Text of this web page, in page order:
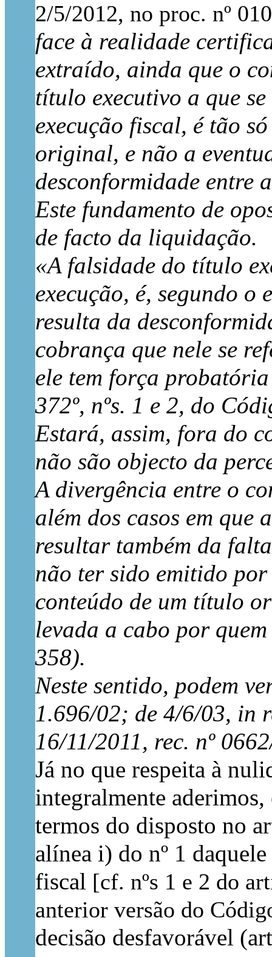
2/5/2012, no proc. nº
face à realidade
extraído, ainda que o
título executivo a que
execução fiscal, é tão
original, e não a
desconformidade entre
Este fundamento de
de facto da liquidação.
«A falsidade do título
execução, é, segundo o
resulta da
cobrança que nele se
ele tem força
372º, nºs. 1 e 2, do
Estará, assim, fora do
não são objecto da
A divergência entre o
além dos casos em que
resultar também da
não ter sido emitido
conteúdo de um título
levada a cabo por
358).
Neste sentido, podem
1.696/02; de 4/6/03, in
16/11/2011, rec. nº
Já no que respeita à
integralmente
termos do disposto no
alínea i) do nº 1
fiscal [cf. nºs 1 e 2 do
anterior versão do
decisão desfavorável